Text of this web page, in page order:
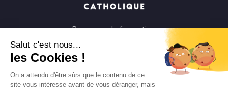
Salut c'est nous...
les Cookies !
On a attendu d'être sûrs que le contenu de ce
site vous intéresse avant de vous déranger, mais
Parcours de formation
Parcours spirituels